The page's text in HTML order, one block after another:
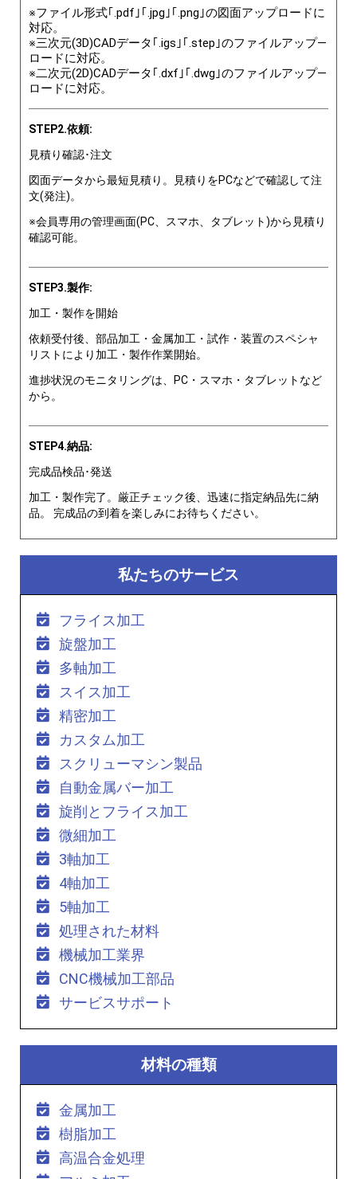
※ファイル形式｢.pdf｣｢.jpg｣｢.png｣の図面アップロードに
対応。
※三次元(3D)CADデータ｢.igs｣｢.step｣のファイルアップ―
ロードに対応。
※二次元(2D)CADデータ｢.dxf｣｢.dwg｣のファイルアップ―
ロードに対応。
STEP2.依頼:
見積り確認･注文
図面データから最短見積り。見積りをPCなどで確認して注
文(発注)。
※会員専用の管理画面(PC、スマホ、タブレット)から見積り
確認可能。
STEP3.製作:
加工・製作を開始
依頼受付後、部品加工・金属加工・試作・装置のスペシャ
リストにより加工・製作作業開始。
進捗状況のモニタリングは、PC・スマホ・タブレットなど
から。
STEP4.納品:
完成品検品･発送
加工・製作完了。厳正チェック後、迅速に指定納品先に納
品。 完成品の到着を楽しみにお待ちください。
私たちのサービス
フライス加工
旋盤加工
多軸加工
スイス加工
精密加工
カスタム加工
スクリューマシン製品
自動金属バー加工
旋削とフライス加工
微細加工
3軸加工
4軸加工
5軸加工
処理された材料
機械加工業界
CNC機械加工部品
サービスサポート
材料の種類
金属加工
樹脂加工
高温合金処理